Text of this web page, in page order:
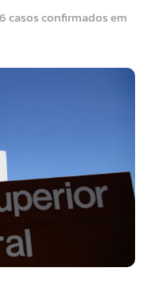
casos confirmados em